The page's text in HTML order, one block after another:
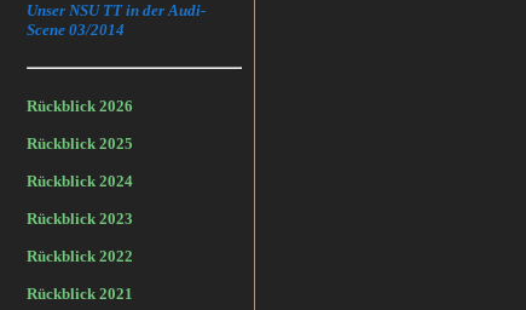
Unser NSU TT in der Audi-
Scene 03/2014
Rückblick 2026
Rückblick 2025
Rückblick 2024
Rückblick 2023
Rückblick 2022
Rückblick 2021